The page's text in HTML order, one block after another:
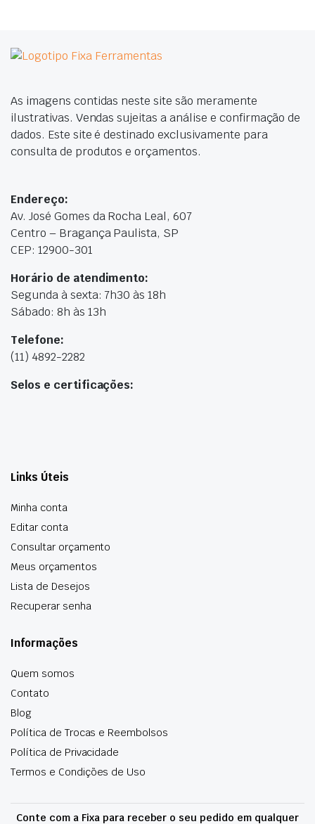
As imagens contidas neste site são meramente
ilustrativas. Vendas sujeitas a análise e confirmação de
dados. Este site é destinado exclusivamente para
consulta de produtos e orçamentos.
Endereço:
Av. José Gomes da Rocha Leal, 607
Centro – Bragança Paulista, SP
CEP: 12900-301
Horário de atendimento:
Segunda à sexta: 7h30 às 18h
Sábado: 8h às 13h
Telefone:
(11) 4892-2282
Selos e certificações:
Links Úteis
Minha conta
Editar conta
Consultar orçamento
Meus orçamentos
Lista de Desejos
Recuperar senha
Informações
Quem somos
Contato
Blog
Política de Trocas e Reembolsos
Política de Privacidade
Termos e Condições de Uso
Conte com a Fixa para receber o seu pedido em qualquer